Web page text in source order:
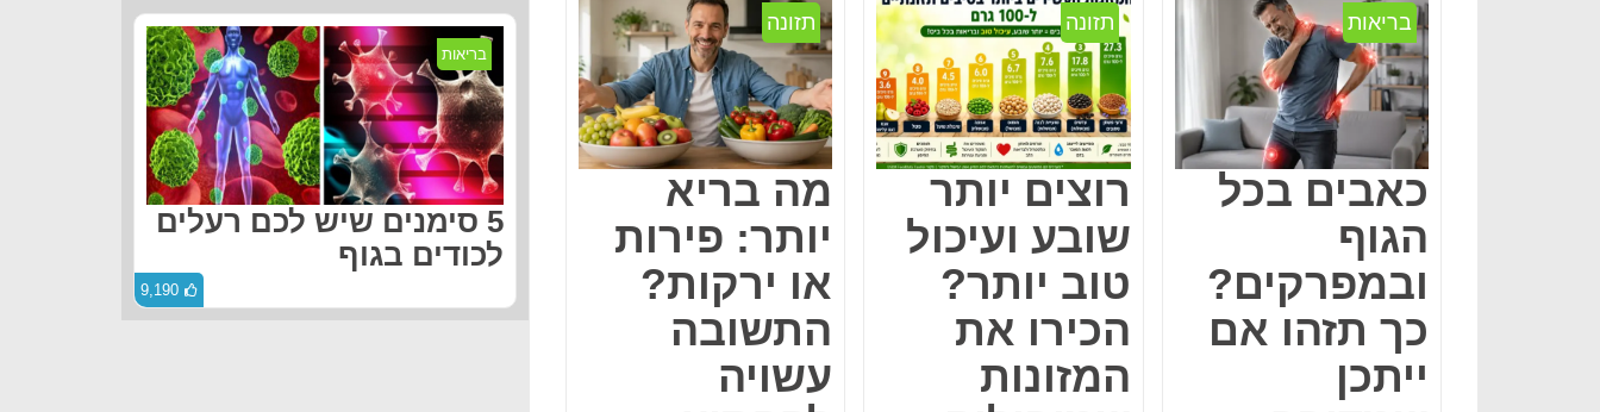
בריאות
כאבים בכל
הגוף
ובמפרקים?
כך תזהו אם
ייתכן
תזונה
רוצים יותר
שובע ועיכול
טוב יותר?
הכירו את
המזונות
תזונה
מה בריא
יותר: פירות
או ירקות?
התשובה
עשויה
בריאות
5 סימנים שיש לכם רעלים
לכודים בגוף
9,190